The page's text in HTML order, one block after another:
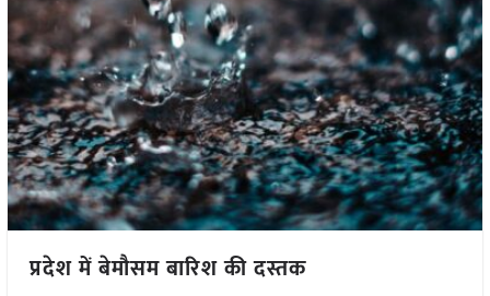
प्रदेश में बेमौसम बारिश की दस्तक